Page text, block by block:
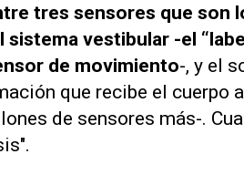
tres sensores que son
sistema vestibular -el
de movimiento-, y el
que recibe el cuerpo
de sensores más-.